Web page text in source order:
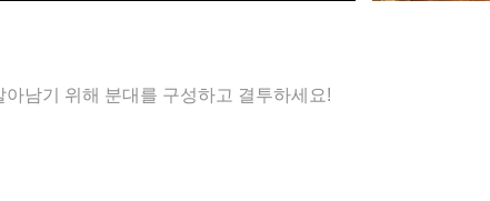
남기 위해 분대를 구성하고 결투하세요!